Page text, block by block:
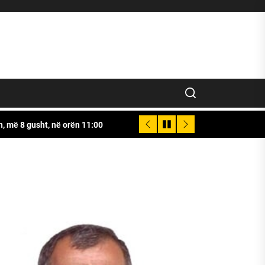
për liri, atdhedhe komb
më 8 gusht, në orën 11:00
për liri, atdhedhe komb
më 8 gusht, në orën 11:00